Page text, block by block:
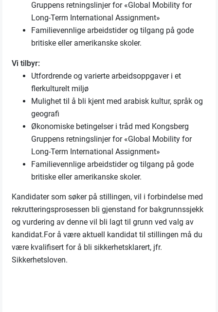
Gruppens retningslinjer for «Global Mobility for
Long-Term International Assignment»
Familievennlige arbeidstider og tilgang på gode
britiske eller amerikanske skoler.
Vi tilbyr:
Utfordrende og varierte arbeidsoppgaver i et
flerkulturelt miljø
Mulighet til å bli kjent med arabisk kultur, språk og
geografi
Økonomiske betingelser i tråd med Kongsberg
Gruppens retningslinjer for «Global Mobility for
Long-Term International Assignment»
Familievennlige arbeidstider og tilgang på gode
britiske eller amerikanske skoler.
Kandidater som søker på stillingen, vil i forbindelse med
rekrutteringsprosessen bli gjenstand for bakgrunnssjekk
og vurdering av denne vil bli lagt til grunn ved valg av
kandidat.For å være aktuell kandidat til stillingen må du
være kvalifisert for å bli sikkerhetsklarert, jfr.
Sikkerhetsloven.